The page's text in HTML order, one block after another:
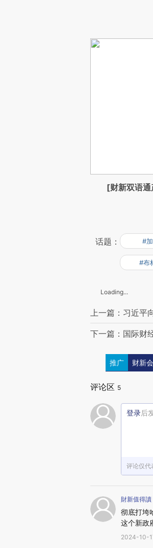
[财新双语通
话题： #
#布
Loading...
上一篇：习近平
下一篇：国际财
推广 财新
评论区 5
登录后
评论仅代
財新值得讀
彻底打垮
这个新政
2024-10-